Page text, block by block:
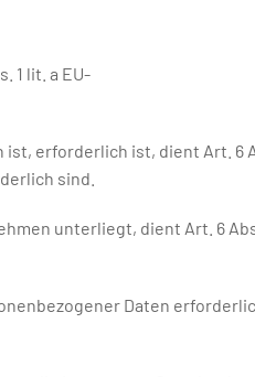
1 lit. a EU-
erforderlich ist, dient Art. 6
sind.
unterliegt, dient Art. 6
Daten